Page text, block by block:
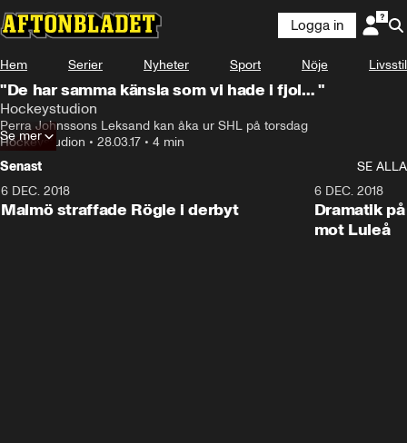
Logga in
Hem Serier Nyheter Sport Nöje Livsstil
"De har samma känsla som vi hade i fjol… "
Hockeystudion
Perra Johnssons Leksand kan åka ur SHL på torsdag
Hockeystudion • 28.03.17 • 4 min
Se mer
Senast
SE ALLA
6 DEC. 2018
Malmö straffade Rögle i derbyt
6 DEC. 2018
Dramatik
mot Luleå